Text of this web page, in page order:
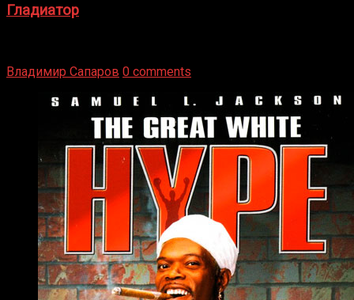
Гладиатор
Владимир Сапаров 0 comments